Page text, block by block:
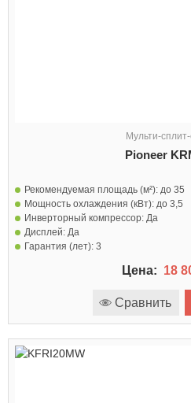
Мульти-
Pioneer
Рекомендуемая площадь (м²): до 35
Мощность охлаждения (кВт): до 3,5
Инверторный компрессор: Да
Дисплей: Да
Гарантия (лет): 3
Цена: 18
Сравнить